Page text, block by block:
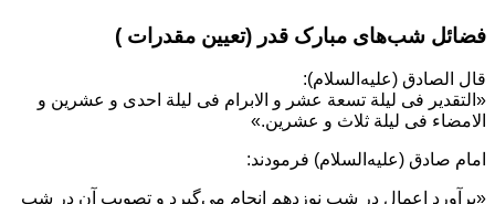
فضائل شب‌های مبارک قدر (تعیین مقدرات )
قال الصادق (علیه‌السلام):
«التقدیر فى لیلة تسعة عشر و الابرام فى لیلة احدى و عشرین و
الامضاء فى لیلة ثلاث و عشرین.»
امام صادق (علیه‌السلام) فرمودند:
«برآورد اعمال در شب نوزدهم انجام می‌گیرد و تصویب آن در شب